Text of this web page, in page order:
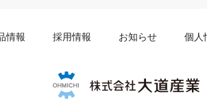
情報 採用情報 お知らせ 個人